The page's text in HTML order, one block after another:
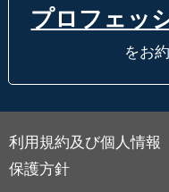
プロフェッ
をお
利用規約及び個人情報
保護方針